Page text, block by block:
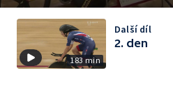
183 min
Další díl
2. den